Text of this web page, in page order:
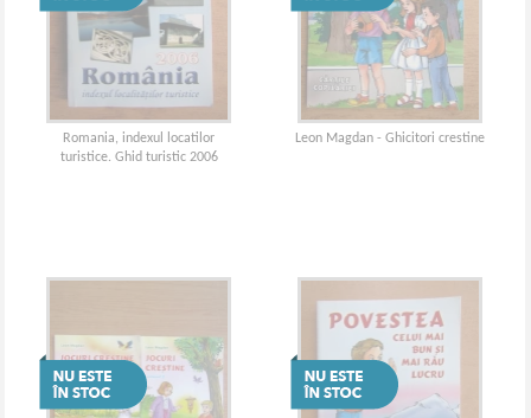
Romania, indexul locatilor
turistice. Ghid turistic 2006
Leon Magdan - Ghicitori crestine